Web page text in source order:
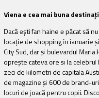
Viena e cea mai buna
Dacă ești fan haine e păcat să
locație de shopping în ianuarie
City Sud, dar și bulevardul
oprește cateva ore si la celebrul
zeci de kilometri de capitala
de magazine și 600 de brand-
locuri de joacă pentru copii.